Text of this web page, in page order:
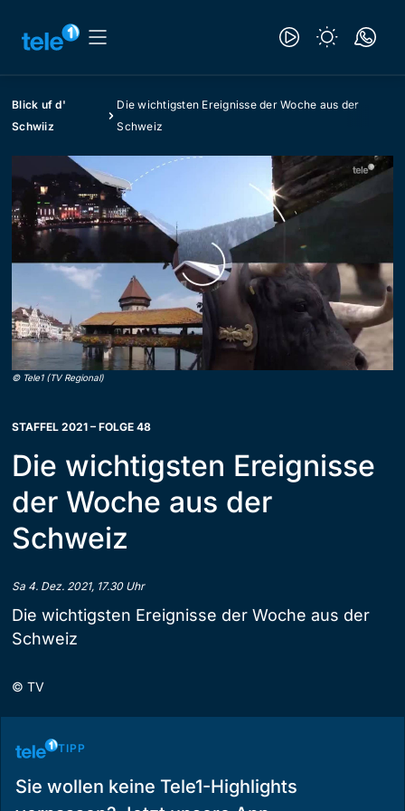
Blick uf d'
Schwiiz
Die wichtigsten Ereignisse der Woche aus der
Schweiz
© Tele1 (TV Regional)
STAFFEL 2021 – FOLGE 48
Die wichtigsten Ereignisse
der Woche aus der
Schweiz
Sa 4. Dez. 2021, 17.30 Uhr
Die wichtigsten Ereignisse der Woche aus der
Schweiz
© TV
TIPP
Sie wollen keine Tele1-Highlights